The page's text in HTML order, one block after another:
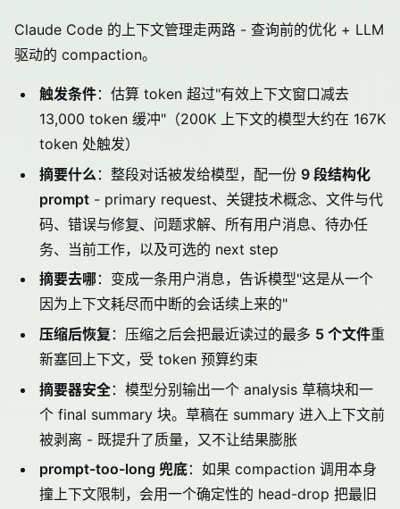
Claude Code 的上下文管理走两路 - 查询前的优化 + LLM
驱动的 compaction。
触发条件：估算 token 超过"有效上下文窗口减去
13,000 token 缓冲"（200K 上下文的模型大约在 167K
token 处触发）
摘要什么 ：整段对话被发给模型，配一份 9 段结构化
prompt - primary request、关键技术概念、文件与代
码、错误与修复、问题求解、所有用户消息、待办任
务、当前工作，以及可选的 next step
摘要去哪：变成一条用户消息，告诉模型"这是从一个
因为上下文耗尽而中断的会话续上来的"
压缩后恢复 ：压缩之后会把最近读过的最多 5 个文件重
新塞回上下文，受 token 预算约束
摘要器安全：模型分别输出一个 analysis 草稿块和一
个 final summary 块。草稿在 summary 进入上下文前
被剥离 - 既提升了质量，又不让结果膨胀
prompt-too-long 兜底：如果 compaction 调用本身
撞上下文限制，会用一个确定性的 head-drop 把最旧